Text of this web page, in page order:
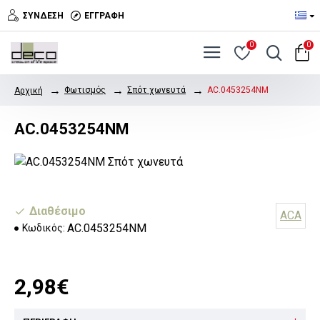
ΣΎΝΔΕΣΗ ΕΓΓΡΑΦΉ
0 0
Αρχική Φωτισμός Σπότ χωνευτά AC.0453254NM
AC.0453254NM
Διαθέσιμο
Κωδικός: AC.0453254NM
ACA
2,98€